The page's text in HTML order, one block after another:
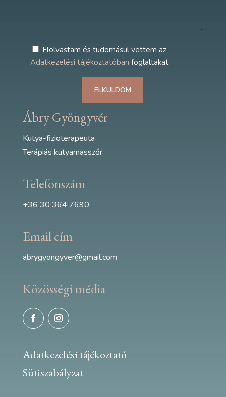
Elolvastam és tudomásul vettem az
Adatkezelési tájékoztatóban foglaltakat.
Ábry Gyöngyvér
Kutya-fizioterapeuta
Terápiás kutyamasszőr
Telefonszám
+36 30 364 7690
Email cím
abrygyongyver@gmail.com
Közösségi média
Adatkezelési tájékoztató
Sütiszabályzat